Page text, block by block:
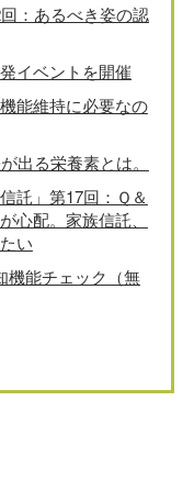
：あるべき姿の認
イベントを開催
能維持に必要なの
出る栄養素とは。
託」第17回：Ｑ＆
配。家族信託、
い
機能チェック（無